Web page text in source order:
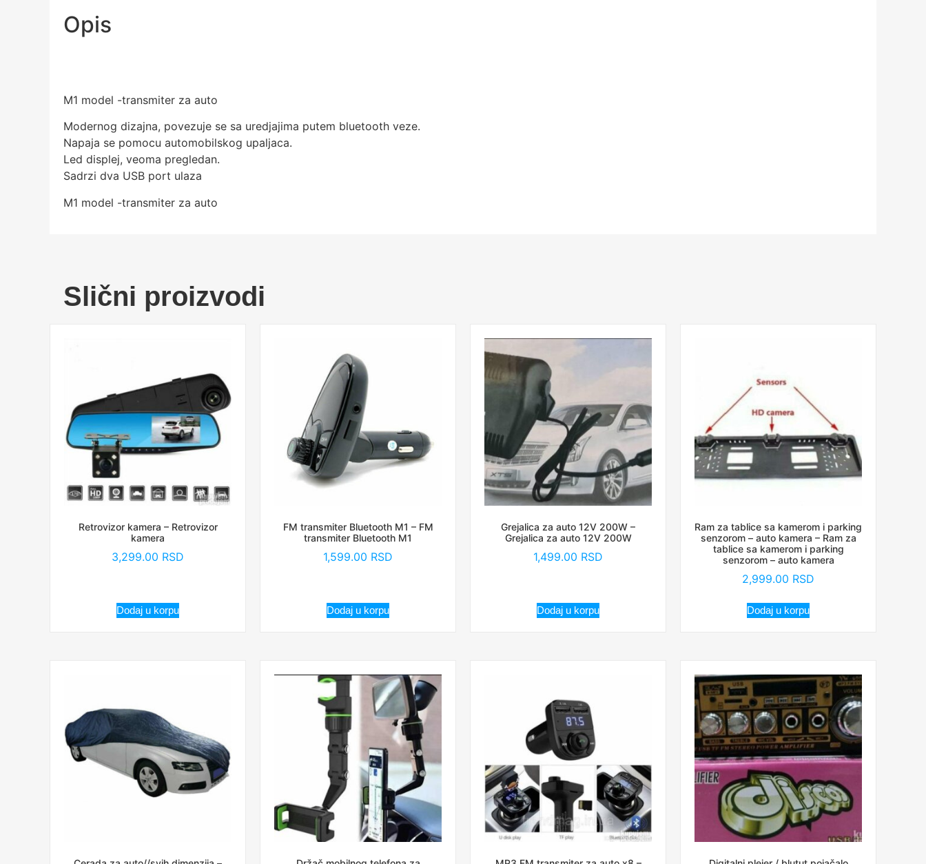
Opis
M1 model -transmiter za auto
Modernog dizajna, povezuje se sa uredjajima putem bluetooth veze.
Napaja se pomocu automobilskog upaljaca.
Led displej, veoma pregledan.
Sadrzi dva USB port ulaza
M1 model -transmiter za auto
Slični proizvodi
Retrovizor kamera – Retrovizor
kamera
3,299.00 RSD
Dodaj u korpu
FM transmiter Bluetooth M1 – FM
transmiter Bluetooth M1
1,599.00 RSD
Dodaj u korpu
Grejalica za auto 12V 200W –
Grejalica za auto 12V 200W
1,499.00 RSD
Dodaj u korpu
Ram za tablice sa kamerom i parking
senzorom – auto kamera – Ram za
tablice sa kamerom i parking
senzorom – auto kamera
2,999.00 RSD
Dodaj u korpu